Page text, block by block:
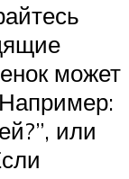
может
Например:
или